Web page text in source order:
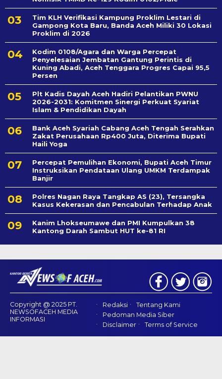
Tim KLH Verifikasi Kampung Proklim Lestari di
Gampong Kota Baru, Banda Aceh Miliki 30 Lokasi
Proklim di 2026
Kodim 0108/Agara dan Warga Percepat
Penyelesaian Jembatan Gantung Perintis di
Kuning Abadi, Aceh Tenggara Progres Capai 95,5
Persen
Plt Kadis Dayah Aceh Hadiri Pelantikan PWNU
2026-2031: Komitmen Sinergi Perkuat Syariat
Islam & Pendidikan Dayah
Bank Aceh Syariah Cabang Aceh Tengah Serahkan
Zakat Perusahaan Rp400 Juta, Diterima Bupati
Haili Yoga
Percepat Pemulihan Ekonomi, Bupati Aceh Timur
Instruksikan Pendataan Ulang UMKM Terdampak
Banjir
Polres Nagan Raya Tangkap AS (23), Tersangka
Kasus Kekerasan dan Pencabulan Terhadap Anak
Kanim Lhokseumawe dan PMI Kumpulkan 38
Kantong Darah Sambut HUT ke-81 RI
Copyright @ 2025 PT.
NEWSOFACEH MEDIA
INFORMASI
Redaksi
Tentang Kami
Pedoman Media Siber
Disclaimer
Terms of Service